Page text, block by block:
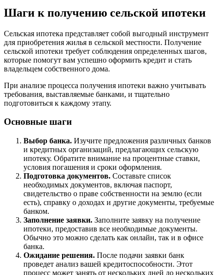
Шаги к получению сельской ипотеки
Сельская ипотека представляет собой выгодный инструмент
для приобретения жилья в сельской местности. Получение
сельской ипотеки требует соблюдения определенных шагов,
которые помогут вам успешно оформить кредит и стать
владельцем собственного дома.
При анализе процесса получения ипотеки важно учитывать
требования, выставляемые банками, и тщательно
подготовиться к каждому этапу.
Основные шаги
Выбор банка. Изучите предложения различных банков
и кредитных организаций, предлагающих сельскую
ипотеку. Обратите внимание на процентные ставки,
условия погашения и сроки оформления.
Подготовка документов. Составьте список
необходимых документов, включая паспорт,
свидетельство о праве собственности на землю (если
есть), справку о доходах и другие документы, требуемые
банком.
Заполнение заявки. Заполните заявку на получение
ипотеки, предоставив все необходимые документы.
Обычно это можно сделать как онлайн, так и в офисе
банка.
Ожидание решения. После подачи заявки банк
проведет анализ вашей кредитоспособности. Этот
процесс может занять от нескольких дней до нескольких